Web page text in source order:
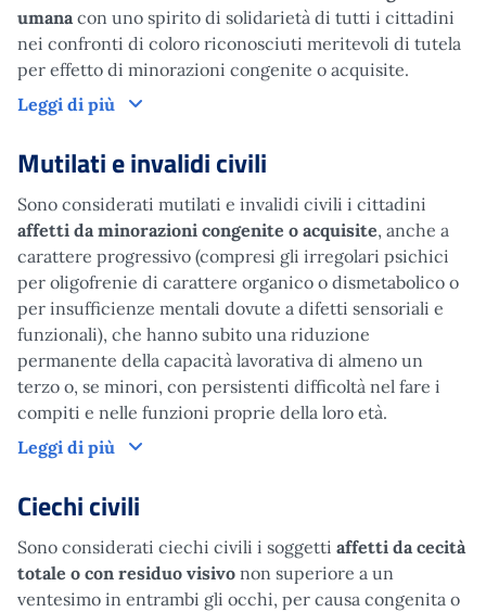
umana con uno spirito di solidarietà di tutti i cittadini
nei confronti di coloro riconosciuti meritevoli di tutela
per effetto di minorazioni congenite o acquisite.
Leggi di più
Principi generali
Mutilati e invalidi civili
Sono considerati mutilati e invalidi civili i cittadini
affetti da minorazioni congenite o acquisite, anche a
carattere progressivo (compresi gli irregolari psichici
per oligofrenie di carattere organico o dismetabolico o
per insufficienze mentali dovute a difetti sensoriali e
funzionali), che hanno subito una riduzione
permanente della capacità lavorativa di almeno un
terzo o, se minori, con persistenti difficoltà nel fare i
compiti e nelle funzioni proprie della loro età.
Leggi di più
Mutilati e invalidi civili
Ciechi civili
Sono considerati ciechi civili i soggetti affetti da cecità
totale o con residuo visivo non superiore a un
ventesimo in entrambi gli occhi, per causa congenita o